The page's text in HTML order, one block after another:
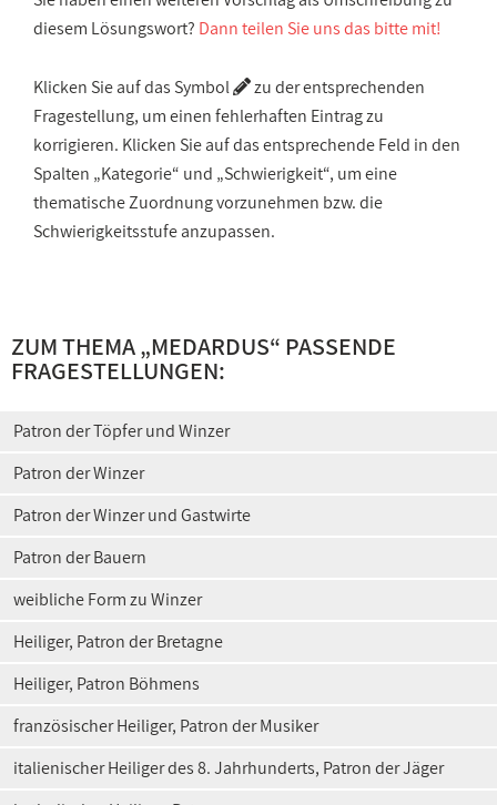
diesem Lösungswort? Dann teilen Sie uns das bitte mit!
Klicken Sie auf das Symbol
zu der entsprechenden
Fragestellung, um einen fehlerhaften Eintrag zu
korrigieren. Klicken Sie auf das entsprechende Feld in den
Spalten „Kategorie“ und „Schwierigkeit“, um eine
thematische Zuordnung vorzunehmen bzw. die
Schwierigkeitsstufe anzupassen.
ZUM THEMA „MEDARDUS“ PASSENDE
FRAGESTELLUNGEN:
Patron der Töpfer und Winzer
Patron der Winzer
Patron der Winzer und Gastwirte
Patron der Bauern
weibliche Form zu Winzer
Heiliger, Patron der Bretagne
Heiliger, Patron Böhmens
französischer Heiliger, Patron der Musiker
italienischer Heiliger des 8. Jahrhunderts, Patron der Jäger